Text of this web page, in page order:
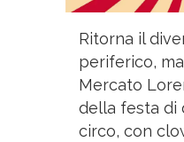
Ritorna il
periferico,
Mercato
della festa di
circo, con